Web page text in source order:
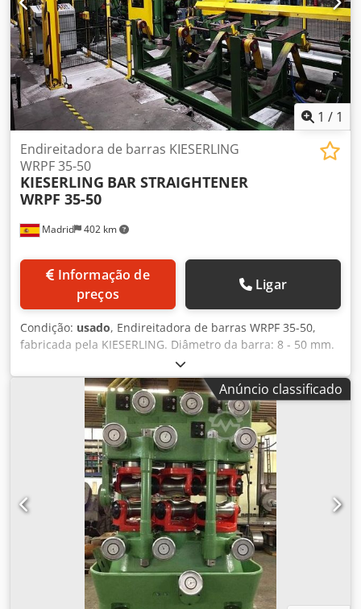
1 / 1
Madrid 402 km
Endireitadora de barras KIESERLING
WRPF 35-50
KIESERLING BAR STRAIGHTENER
WRPF 35-50
preços
Ligar
Condição: usado, Endireitadora de barras WRPF 35-50,
fabricada pela KIESERLING. Diâmetro da barra: 8 - 50 mm.
Velocidade: Até 50 m/min. O fornecimento inclui: - Canal
de alimentação de barras - Rolo de tração de entrada
Dcedpfxoymcmrs Adzsk - Endireitadora WRPF35 - Rolo de
tração de saída - Canal de descarga de barras -
Equipamento elétrico (opcional: NOVO com painel de
comando HMI) - Peças sobressalentes existentes -
Documentação - Opcional: Mesa de alimentação -
Opcional: Berço de descarga Diâmetro da barra: 8 - 50 mm
Velocidade: Até 50 m/min
Anúncio classificado